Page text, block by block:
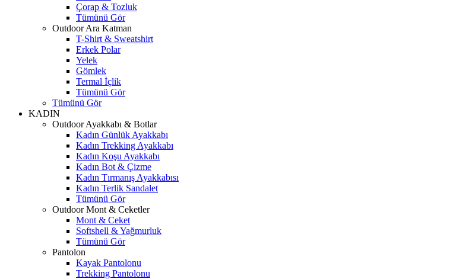
Çorap & Tozluk
Tümünü Gör
Outdoor Ara Katman
T-Shirt & Sweatshirt
Erkek Polar
Yelek
Gömlek
Termal İçlik
Tümünü Gör
Tümünü Gör
KADIN
Outdoor Ayakkabı & Botlar
Kadın Günlük Ayakkabı
Kadın Trekking Ayakkabı
Kadın Koşu Ayakkabı
Kadın Bot & Çizme
Kadın Tırmanış Ayakkabısı
Kadın Terlik Sandalet
Tümünü Gör
Outdoor Mont & Ceketler
Mont & Ceket
Softshell & Yağmurluk
Tümünü Gör
Pantolon
Kayak Pantolonu
Trekking Pantolonu